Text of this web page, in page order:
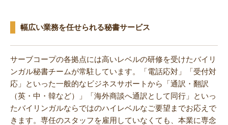
幅広い業務を任せられる秘書サービス
サーブコープの各拠点には高いレベルの研修を受けたバイリ
ンガル秘書チームが常駐しています。「電話応対」「受付対
応」といった一般的なビジネスサポートから「通訳・翻訳
（英・中・韓など）」「海外商談へ通訳として同行」といっ
たバイリンガルならではのハイレベルなご要望までお応えで
きます。専任のスタッフを雇用していなくても、本業に専念